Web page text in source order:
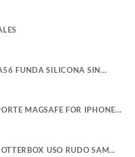
FUNDA SILICONA SIN
SAMSUNG
MAGSAFE FOR IPHONE
USO RUDO SAM